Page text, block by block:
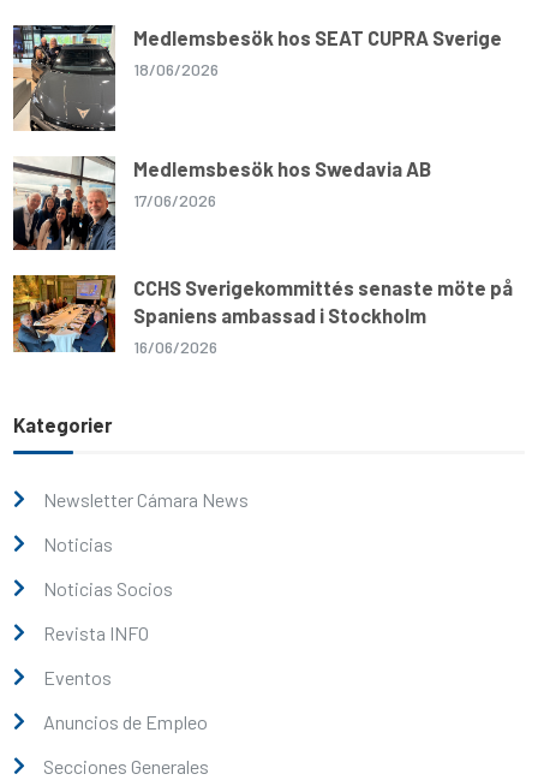
Medlemsbesök hos SEAT CUPRA Sverige
18/06/2026
Medlemsbesök hos Swedavia AB
17/06/2026
CCHS Sverigekommittés senaste möte på
Spaniens ambassad i Stockholm
16/06/2026
Kategorier
Newsletter Cámara News
Noticias
Noticias Socios
Revista INFO
Eventos
Anuncios de Empleo
Secciones Generales